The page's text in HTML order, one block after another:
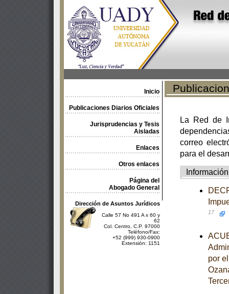
Inicio
Publicaciones Diarios Oficiales
Jurisprudencias y Tesis
Aisladas
Enlaces
Otros enlaces
Página del
Abogado General
Dirección de Asuntos Jurídicos
Calle 57 No 491 A x 60 y
62
Col. Centro, C.P. 97000
Teléfono/Fax:
+52 (999) 930-0900
Extensión: 1151
La Red de
correo
para el
Información
17
por